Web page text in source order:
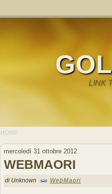
LINK
HOME
mercoledì 31 ottobre 2012
WEBMAORI
di Unknown WebMaori